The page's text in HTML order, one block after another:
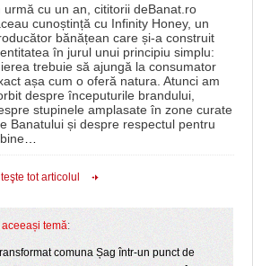
urmă cu un an, cititorii deBanat.ro
cunoștință cu Infinity Honey, un
bănățean care și-a construit
în jurul unui principiu simplu:
trebuie să ajungă la consumator
așa cum o oferă natura. Atunci am
despre începuturile brandului,
stupinele amplasate în zone curate
Banatului și despre respectul pentru
…
tot articolul
aceeași temă:
comuna Șag într-un punct de